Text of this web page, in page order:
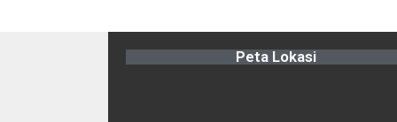
Peta Lokasi